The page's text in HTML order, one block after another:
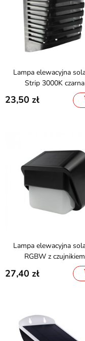
Lampa elewacyjna solarna
Strip 3000K czarna
23,50
Lampa elewacyjna solarna
RGBW z czujnikiem
27,40